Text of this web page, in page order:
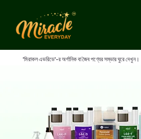
'মিরাকল এভরিডে'-র অর্গানিক বা জৈব পণ্যের সম্ভার ঘুরে দেখুন।